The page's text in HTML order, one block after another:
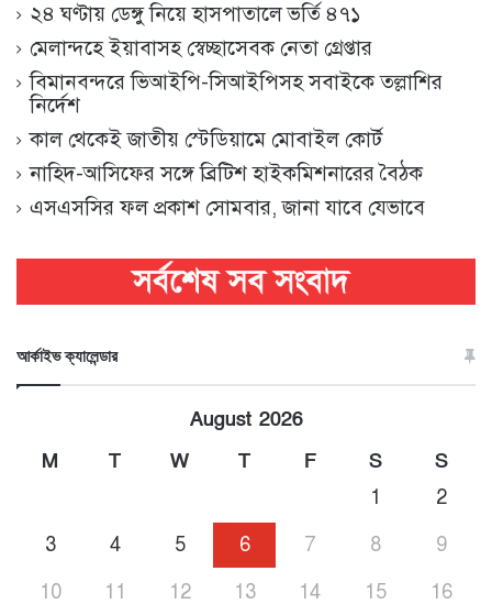
২৪ ঘণ্টায় ডেঙ্গু নিয়ে হাসপাতালে ভর্তি ৪৭১
মেলান্দহে ইয়াবাসহ স্বেচ্ছাসেবক নেতা গ্রেপ্তার
বিমানবন্দরে ভিআইপি-সিআইপিসহ সবাইকে তল্লাশির
নির্দেশ
কাল থেকেই জাতীয় স্টেডিয়ামে মোবাইল কোর্ট
নাহিদ-আসিফের সঙ্গে ব্রিটিশ হাইকমিশনারের বৈঠক
এসএসসির ফল প্রকাশ সোমবার, জানা যাবে যেভাবে
আর্কাইভ ক্যালেন্ডার
August 2026
M
T W T F S S
1
2
3
4 5 6 7 8
9
10
11 12 13 14 15
16